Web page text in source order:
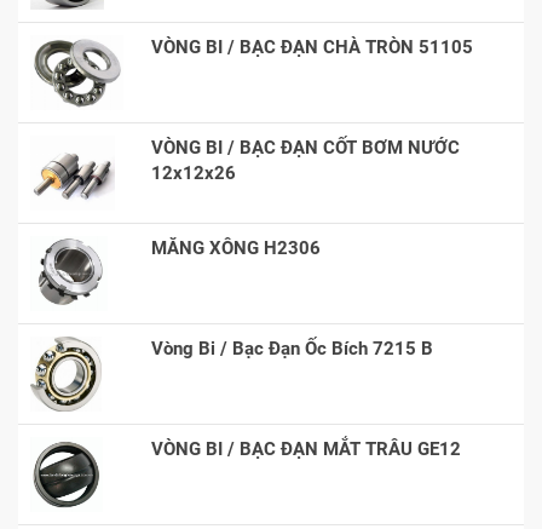
VÒNG BI / BẠC ĐẠN CHÀ TRÒN 51105
VÒNG BI / BẠC ĐẠN CỐT BƠM NƯỚC
12x12x26
MĂNG XÔNG H2306
Vòng Bi / Bạc Đạn Ốc Bích 7215 B
VÒNG BI / BẠC ĐẠN MẮT TRÂU GE12